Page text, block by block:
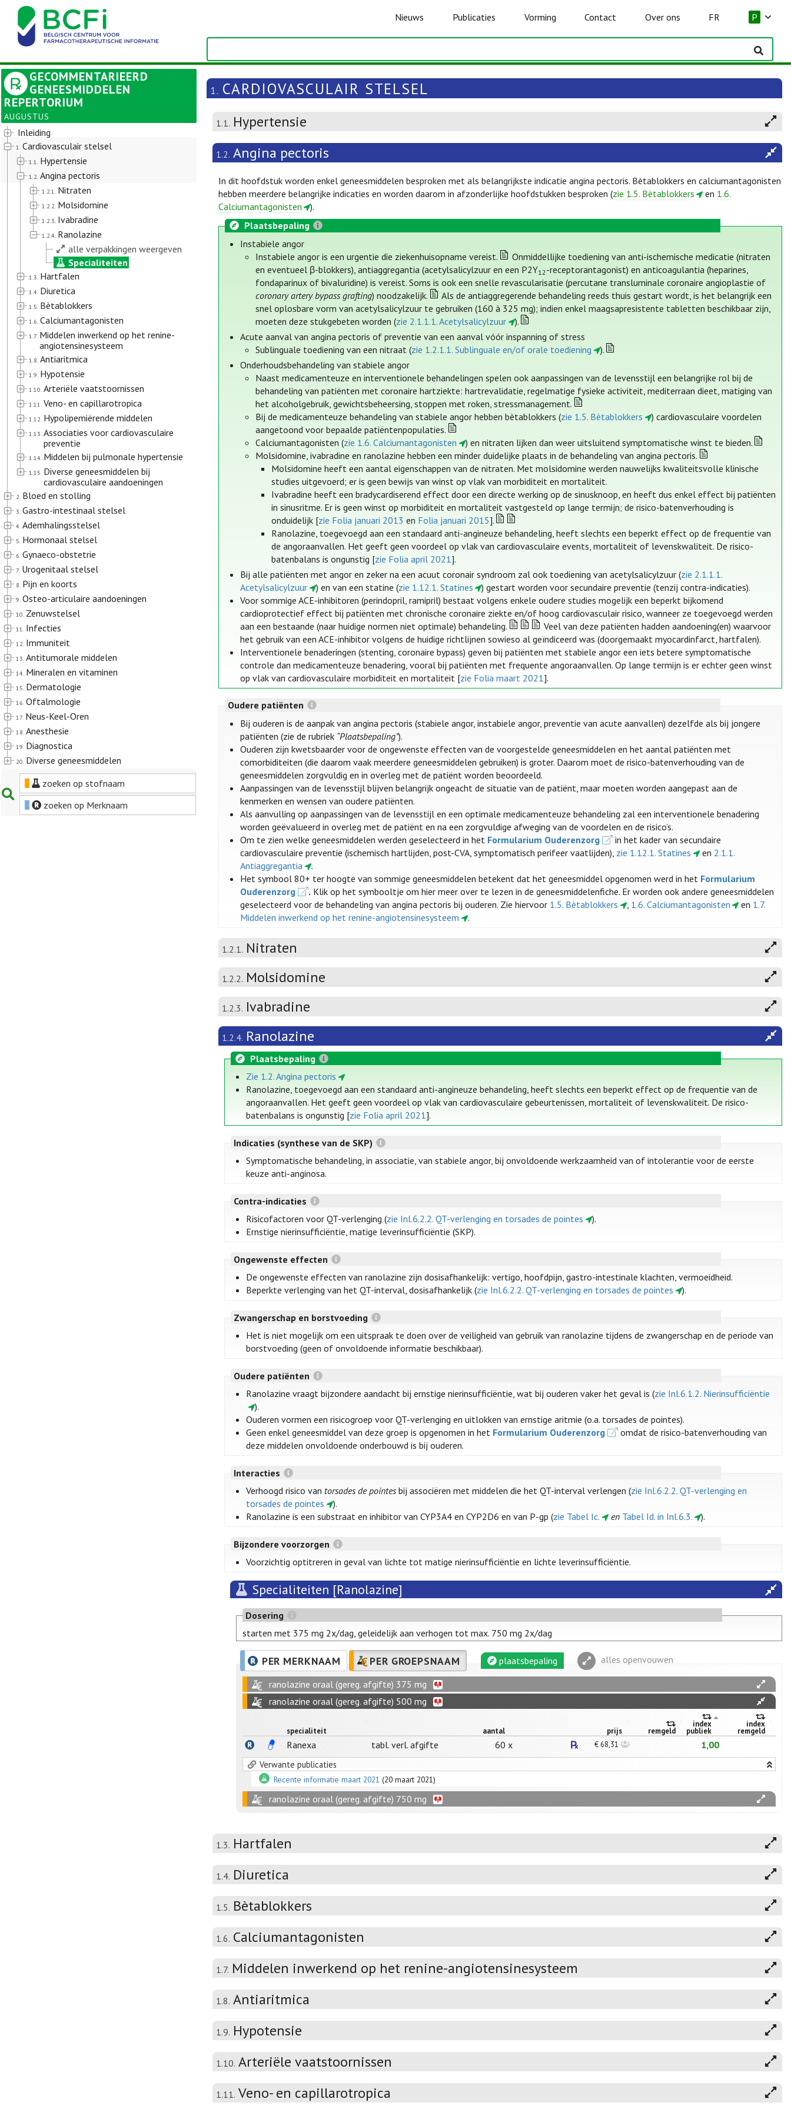
Nieuws Publicaties Vorming Contact Over ons FR P
GECOMMENTARIEERD
GENEESMIDDELEN
REPERTORIUM
AUGUSTUS
Inleiding
1. Cardiovasculair stelsel
1.1. Hypertensie
1.2. Angina pectoris
1.2.1. Nitraten
1.2.2. Molsidomine
1.2.3. Ivabradine
1.2.4. Ranolazine
alle verpakkingen weergeven
Specialiteiten
1.3. Hartfalen
1.4. Diuretica
1.5. Bètablokkers
1.6. Calciumantagonisten
1.7. Middelen inwerkend op het renine-
angiotensinesysteem
1.8. Antiaritmica
1.9. Hypotensie
1.10. Arteriële vaatstoornissen
1.11. Veno- en capillarotropica
1.12. Hypolipemiërende middelen
1.13. Associaties voor cardiovasculaire
preventie
1.14. Middelen bij pulmonale hypertensie
1.15. Diverse geneesmiddelen bij
cardiovasculaire aandoeningen
2. Bloed en stolling
3. Gastro-intestinaal stelsel
4. Ademhalingsstelsel
5. Hormonaal stelsel
6. Gynaeco-obstetrie
7. Urogenitaal stelsel
8. Pijn en koorts
9. Osteo-articulaire aandoeningen
10. Zenuwstelsel
11. Infecties
12. Immuniteit
13. Antitumorale middelen
14. Mineralen en vitaminen
15. Dermatologie
16. Oftalmologie
17. Neus-Keel-Oren
18. Anesthesie
19. Diagnostica
20. Diverse geneesmiddelen
zoeken op stofnaam
zoeken op Merknaam
1. CARDIOVASCULAIR STELSEL
1.1. Hypertensie
1.2. Angina pectoris
In dit hoofdstuk worden enkel geneesmiddelen besproken met als belangrijkste indicatie angina pectoris. Bètablokkers en calciumantagonisten
hebben meerdere belangrijke indicaties en worden daarom in afzonderlijke hoofdstukken besproken (zie 1.5. Bètablokkers en 1.6.
Calciumantagonisten
).
Plaatsbepaling
Instabiele angor
Instabiele angor is een urgentie die ziekenhuisopname vereist.
Onmiddellijke toediening van anti-ischemische medicatie (nitraten
en eventueel β-blokkers), antiaggregantia (acetylsalicylzuur en een P2Y12-receptorantagonist) en anticoagulantia (heparines,
fondaparinux of bivaluridine) is vereist. Soms is ook een snelle revascularisatie (percutane transluminale coronaire angioplastie of
coronary artery bypass grafting) noodzakelijk.
Als de antiaggregerende behandeling reeds thuis gestart wordt, is het belangrijk een
snel oplosbare vorm van acetylsalicylzuur te gebruiken (160 à 325 mg); indien enkel maagsapresistente tabletten beschikbaar zijn,
moeten deze stukgebeten worden (zie 2.1.1.1. Acetylsalicylzuur
).
Acute aanval van angina pectoris of preventie van een aanval vóór inspanning of stress
Sublinguale toediening van een nitraat (zie 1.2.1.1. Sublinguale en/of orale toediening
).
Onderhoudsbehandeling van stabiele angor
Naast medicamenteuze en interventionele behandelingen spelen ook aanpassingen van de levensstijl een belangrijke rol bij de
behandeling van patiënten met coronaire hartziekte: hartrevalidatie, regelmatige fysieke activiteit, mediterraan dieet, matiging van
het alcoholgebruik, gewichtsbeheersing, stoppen met roken, stressmanagement.
Bij de medicamenteuze behandeling van stabiele angor hebben bètablokkers (zie 1.5. Bètablokkers
) cardiovasculaire voordelen
aangetoond voor bepaalde patiëntenpopulaties.
Calciumantagonisten (zie 1.6. Calciumantagonisten
) en nitraten lijken dan weer uitsluitend symptomatische winst te bieden.
Molsidomine, ivabradine en ranolazine hebben een minder duidelijke plaats in de behandeling van angina pectoris.
Molsidomine heeft een aantal eigenschappen van de nitraten. Met molsidomine werden nauwelijks kwaliteitsvolle klinische
studies uitgevoerd; er is geen bewijs van winst op vlak van morbiditeit en mortaliteit.
Ivabradine heeft een bradycardiserend effect door een directe werking op de sinusknoop, en heeft dus enkel effect bij patiënten
in sinusritme. Er is geen winst op morbiditeit en mortaliteit vastgesteld op lange termijn; de risico-batenverhouding is
onduidelijk [zie Folia januari 2013 en Folia januari 2015].
Ranolazine, toegevoegd aan een standaard anti-angineuze behandeling, heeft slechts een beperkt effect op de frequentie van
de angoraanvallen. Het geeft geen voordeel op vlak van cardiovasculaire events, mortaliteit of levenskwaliteit. De risico-
batenbalans is ongunstig [zie Folia april 2021].
Bij alle patiënten met angor en zeker na een acuut coronair syndroom zal ook toediening van acetylsalicylzuur (zie 2.1.1.1.
Acetylsalicylzuur
) en van een statine (zie 1.12.1. Statines
) gestart worden voor secundaire preventie (tenzij contra-indicaties).
Voor sommige ACE-inhibitoren (perindopril, ramipril) bestaat volgens enkele oudere studies mogelijk een beperkt bijkomend
cardioprotectief effect bij patiënten met chronische coronaire ziekte en/of hoog cardiovasculair risico, wanneer ze toegevoegd werden
aan een bestaande (naar huidige normen niet optimale) behandeling.
Veel van deze patiënten hadden aandoening(en) waarvoor
het gebruik van een ACE-inhibitor volgens de huidige richtlijnen sowieso al geïndiceerd was (doorgemaakt myocardinfarct, hartfalen).
Interventionele benaderingen (stenting, coronaire bypass) geven bij patiënten met stabiele angor een iets betere symptomatische
controle dan medicamenteuze benadering, vooral bij patiënten met frequente angoraanvallen. Op lange termijn is er echter geen winst
op vlak van cardiovasculaire morbiditeit en mortaliteit [zie Folia maart 2021].
Oudere patiënten
Bij ouderen is de aanpak van angina pectoris (stabiele angor, instabiele angor, preventie van acute aanvallen) dezelfde als bij jongere
patiënten (zie de rubriek “Plaatsbepaling”).
Ouderen zijn kwetsbaarder voor de ongewenste effecten van de voorgestelde geneesmiddelen en het aantal patiënten met
comorbiditeiten (die daarom vaak meerdere geneesmiddelen gebruiken) is groter. Daarom moet de risico-batenverhouding van de
geneesmiddelen zorgvuldig en in overleg met de patiënt worden beoordeeld.
Aanpassingen van de levensstijl blijven belangrijk ongeacht de situatie van de patiënt, maar moeten worden aangepast aan de
kenmerken en wensen van oudere patiënten.
Als aanvulling op aanpassingen van de levensstijl en een optimale medicamenteuze behandeling zal een interventionele benadering
worden geëvalueerd in overleg met de patiënt en na een zorgvuldige afweging van de voordelen en de risico’s.
Om te zien welke geneesmiddelen werden geselecteerd in het Formularium Ouderenzorg
in het kader van secundaire
cardiovasculaire preventie (ischemisch hartlijden, post-CVA, symptomatisch perifeer vaatlijden), zie 1.12.1. Statines en 2.1.1.
Antiaggregantia
.
Het symbool 80+ ter hoogte van sommige geneesmiddelen betekent dat het geneesmiddel opgenomen werd in het Formularium
Ouderenzorg
. Klik op het symbooltje om hier meer over te lezen in de geneesmiddelenfiche. Er worden ook andere geneesmiddelen
geselecteerd voor de behandeling van angina pectoris bij ouderen. Zie hiervoor 1.5. Bètablokkers , 1.6. Calciumantagonisten en 1.7.
Middelen inwerkend op het renine-angiotensinesysteem
.
1.2.1. Nitraten
1.2.2. Molsidomine
1.2.3. Ivabradine
1.2.4. Ranolazine
Plaatsbepaling
Zie 1.2. Angina pectoris
Ranolazine, toegevoegd aan een standaard anti-angineuze behandeling, heeft slechts een beperkt effect op de frequentie van de
angoraanvallen. Het geeft geen voordeel op vlak van cardiovasculaire gebeurtenissen, mortaliteit of levenskwaliteit. De risico-
batenbalans is ongunstig [zie Folia april 2021].
Indicaties (synthese van de SKP)
Symptomatische behandeling, in associatie, van stabiele angor, bij onvoldoende werkzaamheid van of intolerantie voor de eerste
keuze anti-anginosa.
Contra-indicaties
Risicofactoren voor QT-verlenging (zie Inl.6.2.2. QT-verlenging en torsades de pointes
).
Ernstige nierinsufficiëntie, matige leverinsufficiëntie (SKP).
Ongewenste effecten
De ongewenste effecten van ranolazine zijn dosisafhankelijk: vertigo, hoofdpijn, gastro-intestinale klachten, vermoeidheid.
Beperkte verlenging van het QT-interval, dosisafhankelijk (zie Inl.6.2.2. QT-verlenging en torsades de pointes ).
Zwangerschap en borstvoeding
Het is niet mogelijk om een uitspraak te doen over de veiligheid van gebruik van ranolazine tijdens de zwangerschap en de periode van
borstvoeding (geen of onvoldoende informatie beschikbaar).
Oudere patiënten
Ranolazine vraagt bijzondere aandacht bij ernstige nierinsufficiëntie, wat bij ouderen vaker het geval is (zie Inl.6.1.2. Nierinsufficiëntie
).
Ouderen vormen een risicogroep voor QT-verlenging en uitlokken van ernstige aritmie (o.a. torsades de pointes).
Geen enkel geneesmiddel van deze groep is opgenomen in het Formularium Ouderenzorg
omdat de risico-batenverhouding van
deze middelen onvoldoende onderbouwd is bij ouderen.
Interacties
Verhoogd risico van torsades de pointes bij associëren met middelen die het QT-interval verlengen (zie Inl.6.2.2. QT-verlenging en
torsades de pointes
).
Ranolazine is een substraat en inhibitor van CYP3A4 en CYP2D6 en van P-gp (zie Tabel Ic. en Tabel Id. in Inl.6.3. ).
Bijzondere voorzorgen
Voorzichtig optitreren in geval van lichte tot matige nierinsufficiëntie en lichte leverinsufficiëntie.
Specialiteiten [Ranolazine]
Dosering
starten met 375 mg 2x/dag, geleidelijk aan verhogen tot max. 750 mg 2x/dag
PER MERKNAAM PER GROEPSNAAM plaatsbepaling alles openvouwen
ranolazine oraal (gereg. afgifte) 375 mg
ranolazine oraal (gereg. afgifte) 500 mg
specialiteit aantal prijs remgeld
index
publiek
index
remgeld
Ranexa tabl. verl. afgifte 60 x € 68,31 1,00
Verwante publicaties
Recente informatie maart 2021 (20 maart 2021)
ranolazine oraal (gereg. afgifte) 750 mg
1.3. Hartfalen
1.4. Diuretica
1.5. Bètablokkers
1.6. Calciumantagonisten
1.7. Middelen inwerkend op het renine-angiotensinesysteem
1.8. Antiaritmica
1.9. Hypotensie
1.10. Arteriële vaatstoornissen
1.11. Veno- en capillarotropica